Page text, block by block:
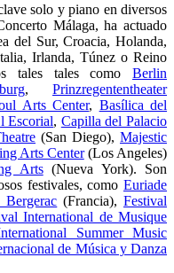
solo y piano en diversos
Málaga, ha actuado
del Sur, Croacia, Holanda,
Irlanda, Túnez o Reino
tales tales como Berlin
,Prinzregententheater
Arts Center, Basílica del
Escorial, Capilla del Palacio
(San Diego), Majestic
Arts Center(Los Angeles)
Arts(Nueva York). Son
festivales, como Euriade
Bergerac (Francia),Festival
International de Musique
Summer Music
de Música y Danza